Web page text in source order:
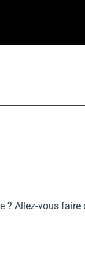
? Allez-vous faire